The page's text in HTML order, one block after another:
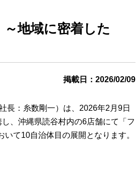
地域に密着した
掲載日：2026/02/09
長：糸数剛一）は、2026年2月9日
、沖縄県読谷村内の6店舗にて「フ
て10自治体目の展開となります。